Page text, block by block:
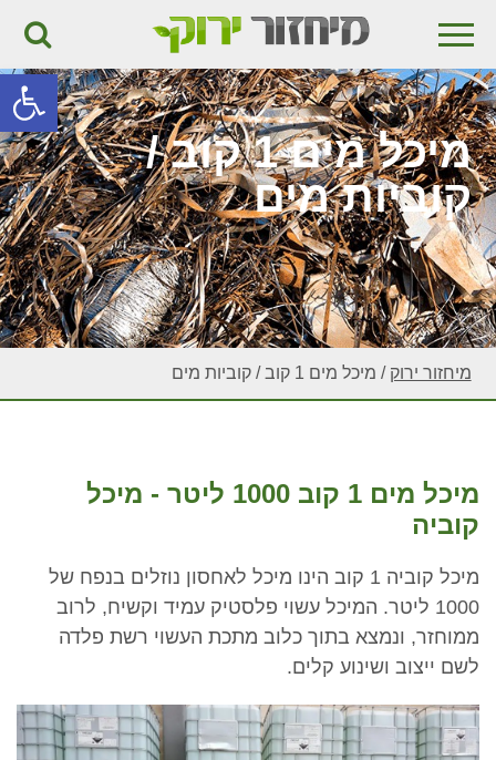
מיכל מים 1 קוב /
קוביות מים
מיחזור ירוק / מיכל מים 1 קוב / קוביות מים
מיכל מים 1 קוב 1000 ליטר - מיכל
קוביה
מיכל קוביה 1 קוב הינו מיכל לאחסון נוזלים בנפח של
1000 ליטר. המיכל עשוי פלסטיק עמיד וקשיח, לרוב
ממוחזר, ונמצא בתוך כלוב מתכת העשוי רשת פלדה
לשם ייצוב ושינוע קלים.